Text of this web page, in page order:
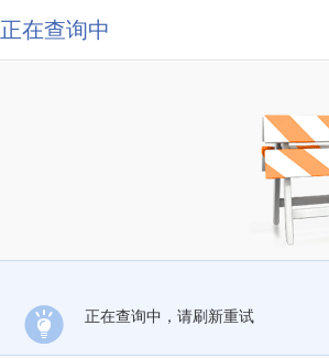
正在查询中
正在查询中，请刷新重试